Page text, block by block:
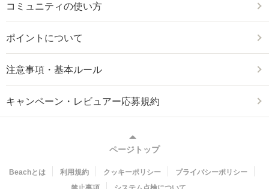
コミュニティの使い方
ポイントについて
注意事項・基本ルール
キャンペーン・レビュアー応募規約
ページトップ
Beachとは 利用規約 クッキーポリシー
プライバシーポリシー